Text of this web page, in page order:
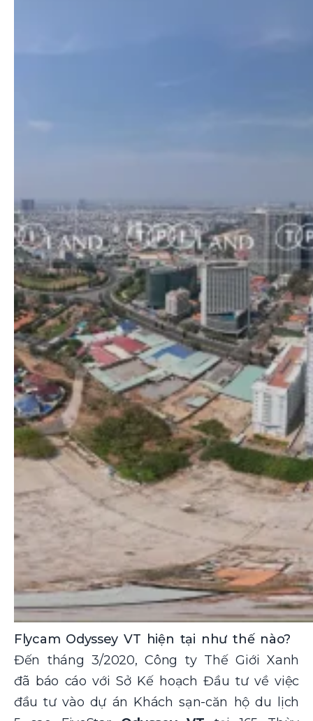
Flycam Odyssey VT hiện tại như thế nào?
Đến tháng 3/2020, Công ty Thế Giới Xanh
đã báo cáo với Sở Kế hoạch Đầu tư về việc
đầu tư vào dự án Khách sạn-căn hộ du lịch